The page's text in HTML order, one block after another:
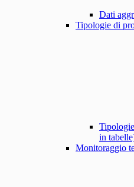
Dati
Tipologie di
in
Monitoraggio